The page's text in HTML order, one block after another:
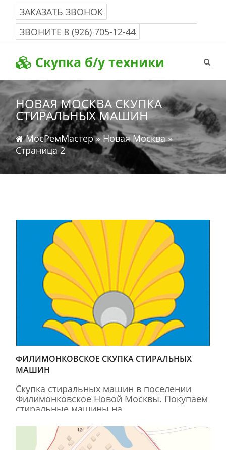
ЗАКАЗАТЬ ЗВОНОК
Работаем с 8-00 до 22-00 без выходных
ЗВОНИТЕ 8 (926) 705-12-44
Скупка б/у техники
НОВАЯ МОСКВА СКУПКА
СТИРАЛЬНЫХ МАШИН
МосРемМастер»Новая Москва»
Страница 2
ФИЛИМОНКОВСКОЕ СКУПКА СТИРАЛЬНЫХ
МАШИН
Скупка стиральных машин в поселении
Филимонковское Новой Москвы. Покупаем
стиральные машины на